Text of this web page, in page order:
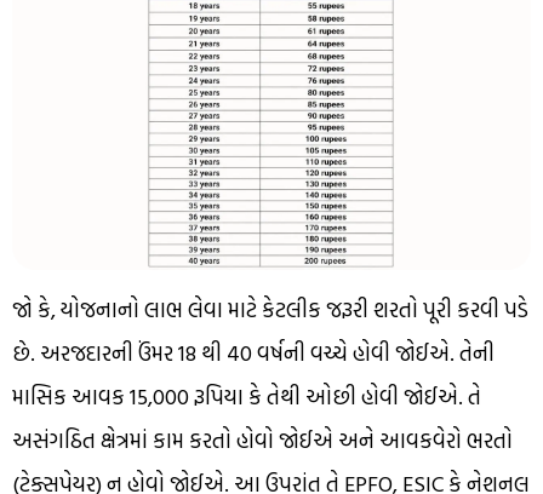
જો કે, યોજનાનો લાભ લેવા માટે કેટલીક જરૂરી શરતો પૂરી કરવી પડે
છે. અરજદારની ઉંમર 18 થી 40 વર્ષની વચ્ચે હોવી જોઈએ. તેની
માસિક આવક 15,000 રૂપિયા કે તેથી ઓછી હોવી જોઈએ. તે
અસંગઠિત ક્ષેત્રમાં કામ કરતો હોવો જોઈએ અને આવકવેરો ભરતો
(ટેક્સપેયર) ન હોવો જોઈએ. આ ઉપરાંત તે EPFO, ESIC કે નેશનલ